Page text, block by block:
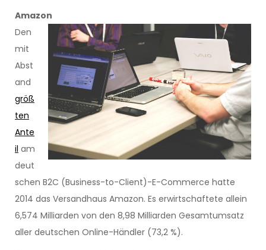
Amazon
Den
mit
Abst
and
größ
ten
Ante
il am
deut
schen B2C (Business-to-Client)-E-Commerce hatte
2014 das Versandhaus Amazon. Es erwirtschaftete allein
6,574 Milliarden von den 8,98 Milliarden Gesamtumsatz
aller deutschen Online-Händler (73,2 %).